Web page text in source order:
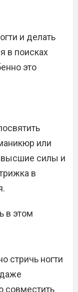
и делать
в поисках
это
или
высшие силы и
в
в этом
стричь ногти
совместить